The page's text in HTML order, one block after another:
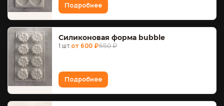
Подробнее
Силиконовая форма bubble
1 шт.от 600 ₽650 ₽
Подробнее